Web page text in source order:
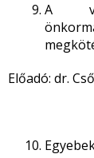
A
Előadó: dr.